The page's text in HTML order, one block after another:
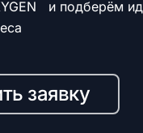
и подберём
заявку